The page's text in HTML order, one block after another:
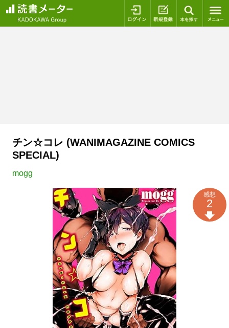
ログイン 新規登録
チン☆コレ (WANIMAGAZINE COMICS
SPECIAL)
mogg
感想
2